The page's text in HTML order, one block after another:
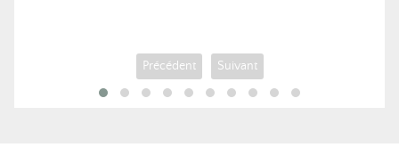
Précédent Suivant